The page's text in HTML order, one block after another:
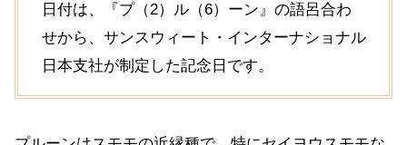
日付は、『プ（2）ル（6）ーン』の語呂合わ
せから、サンスウィート・インターナショナル
日本支社が制定した記念日です。